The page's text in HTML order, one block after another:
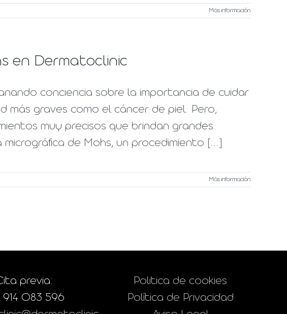
Más información
en Dermatoclinic
conciencia sobre la importancia de cuidar
más graves como el cáncer de piel. Pero,
muy precisos que brindan grandes
de Mohs, un procedimiento [...]
Más información
previa:
914 083 596
Politica de cookies
Política de Privacidad